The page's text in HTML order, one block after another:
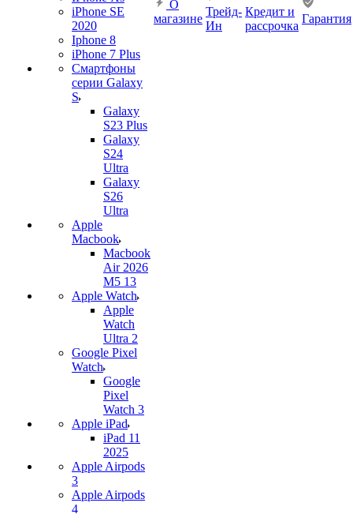
iPhone SE
2020
Iphone 8
iPhone 7 Plus
Смартфоны
серии Galaxy
S
Galaxy
S23 Plus
Galaxy
S24
Ultra
Galaxy
S26
Ultra
Apple
Macbook
Macbook
Air 2026
M5 13
Apple Watch
Apple
Watch
Ultra 2
Google Pixel
Watch
Google
Pixel
Watch 3
Apple iPad
iPad 11
2025
Apple Airpods
3
Apple Airpods
4
О
магазине
Трейд-
Ин
Кредит и
рассрочка
Гарантия